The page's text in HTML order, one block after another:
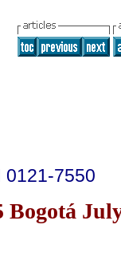
0121-7550